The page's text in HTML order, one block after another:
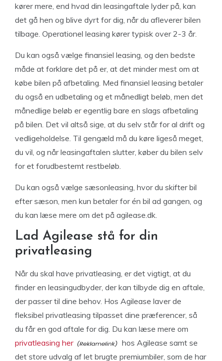
kører mere, end hvad din leasingaftale lyder på, kan
det gå hen og blive dyrt for dig, når du afleverer bilen
tilbage. Operationel leasing kører typisk over 2-3 år.
Du kan også vælge finansiel leasing, og den bedste
måde at forklare det på er, at det minder mest om at
købe bilen på afbetaling. Med finansiel leasing betaler
du også en udbetaling og et månedligt beløb, men det
månedlige beløb er egentlig bare en slags afbetaling
på bilen. Det vil altså sige, at du selv står for al drift og
vedligeholdelse. Til gengæld må du køre ligeså meget,
du vil, og når leasingaftalen slutter, køber du bilen selv
for et forudbestemt restbeløb.
Du kan også vælge sæsonleasing, hvor du skifter bil
efter sæson, men kun betaler for én bil ad gangen, og
du kan læse mere om det på agilease.dk.
Lad Agilease stå for din
privatleasing
Når du skal have privatleasing, er det vigtigt, at du
finder en leasingudbyder, der kan tilbyde dig en aftale,
der passer til dine behov. Hos Agilease laver de
fleksibel privatleasing tilpasset dine præferencer, så
du får en god aftale for dig. Du kan læse mere om
privatleasing her
hos Agilease samt se
det store udvalg af let brugte premiumbiler, som de har